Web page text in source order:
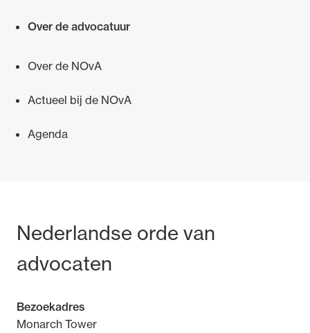
Over de advocatuur
Over de NOvA
Actueel bij de NOvA
Agenda
Bezoek- en postadres
Nederlandse orde van
advocaten
Bezoekadres
Monarch Tower